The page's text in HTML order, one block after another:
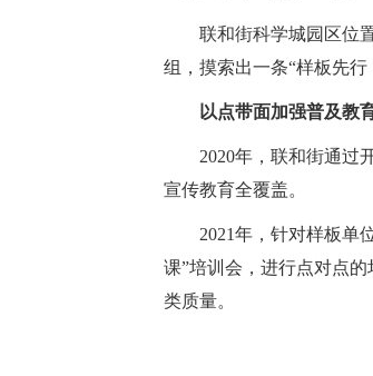
联和街科学城园区位置
组，摸索出一条“样板先行
以点带面加强普及教
2020年，联和街通过开
宣传教育全覆盖。
2021年，针对样板单位
课”培训会，进行点对点
类质量。